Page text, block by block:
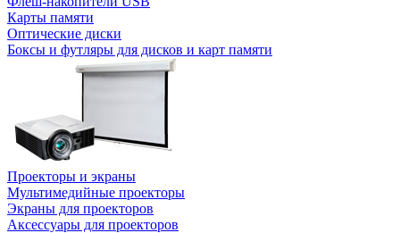
Карты памяти
Оптические диски
Боксы и футляры для дисков и карт памяти
Проекторы и экраны
Мультимедийные проекторы
Экраны для проекторов
Аксессуары для проекторов